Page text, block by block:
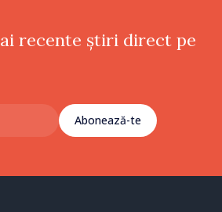
recente știri direct pe
Abonează-te